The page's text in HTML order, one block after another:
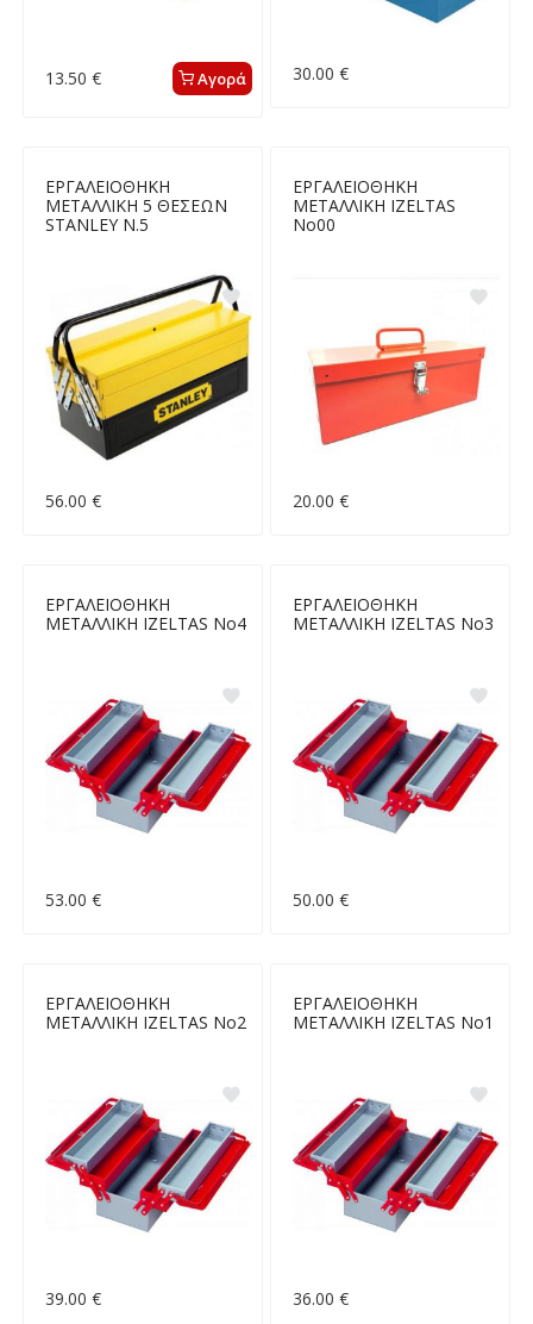
13.50 € Αγορά 30.00 €
ΕΡΓΑΛΕΙΟΘΗΚΗ
ΜΕΤΑΛΛΙΚΗ 5 ΘΕΣΕΩΝ
STANLEY Ν.5
56.00 €
ΕΡΓΑΛΕΙΟΘΗΚΗ
ΜΕΤΑΛΛΙΚΗ IZELTAS
Νο00
20.00 €
ΕΡΓΑΛΕΙΟΘΗΚΗ
ΜΕΤΑΛΛΙΚΗ IZELTAS Νο4
53.00 €
ΕΡΓΑΛΕΙΟΘΗΚΗ
ΜΕΤΑΛΛΙΚΗ IZELTAS Νο3
50.00 €
ΕΡΓΑΛΕΙΟΘΗΚΗ
ΜΕΤΑΛΛΙΚΗ IZELTAS Νο2
39.00 €
ΕΡΓΑΛΕΙΟΘΗΚΗ
ΜΕΤΑΛΛΙΚΗ IZELTAS Νο1
36.00 €